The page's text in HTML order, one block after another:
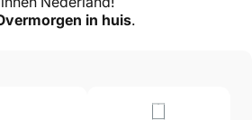
in huis.